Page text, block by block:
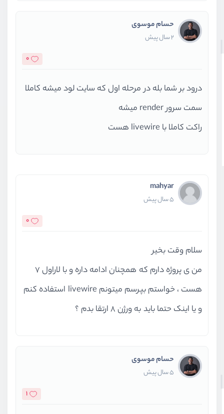
حسام موسوی
2 سال پیش
0
درود بر شما بله در مرحله اول که سایت لود میشه کاملا
سمت سرور render میشه
راکت کاملا با livewire هست
mahyar
5 سال پیش
0
سلام وقت بخیر
من ی پروژه دارم که همچنان ادامه داره و با لاراول 7
هست ، خواستم بپرسم میتونم livewire استفاده کنم
و یا اینک حتما باید به ورژن 8 ارتقا بدم ؟
حسام موسوی
5 سال پیش
1